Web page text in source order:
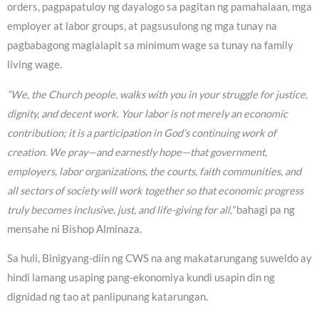
orders, pagpapatuloy ng dayalogo sa pagitan ng pamahalaan, mga
employer at labor groups, at pagsusulong ng mga tunay na
pagbabagong maglalapit sa minimum wage sa tunay na family
living wage.
“We, the Church people, walks with you in your struggle for justice,
dignity, and decent work. Your labor is not merely an economic
contribution; it is a participation in God’s continuing work of
creation. We pray—and earnestly hope—that government,
employers, labor organizations, the courts, faith communities, and
all sectors of society will work together so that economic progress
truly becomes inclusive, just, and life-giving for all,”bahagi pa ng
mensahe ni Bishop Alminaza.
Sa huli, Binigyang-diin ng CWS na ang makatarungang suweldo ay
hindi lamang usaping pang-ekonomiya kundi usapin din ng
dignidad ng tao at panlipunang katarungan.